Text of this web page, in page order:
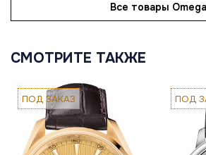
Все товары Omega
СМОТРИТЕ ТАКЖЕ
ПОД ЗАКАЗ ПОД